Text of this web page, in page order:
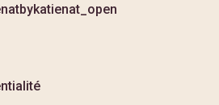
bykatienat_open